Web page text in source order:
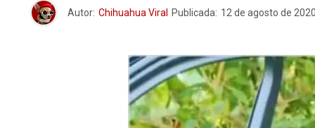
Autor: Chihuahua Viral Publicada: 12 de agosto de